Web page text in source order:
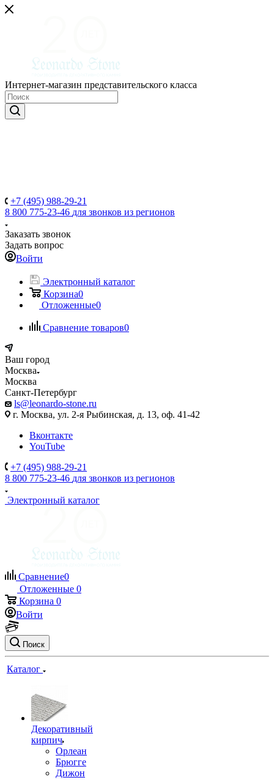
Интернет-магазин представительского класса
+7 (495) 988-29-21
8 800 775-23-46 для звонков из регионов
Заказать звонок
Задать вопрос
Войти
Электронный каталог
Корзина0
Отложенные0
Сравнение товаров0
Ваш город
Москва
Москва
Санкт-Петербург
ls@leonardo-stone.ru
г. Москва, ул. 2-я Рыбинская, д. 13, оф. 41-42
Вконтакте
YouTube
+7 (495) 988-29-21
8 800 775-23-46 для звонков из регионов
Электронный каталог
Сравнение0
Отложенные 0
Корзина 0
Войти
Поиск
Каталог
Декоративный
кирпич
Орлеан
Брюгге
Дижон